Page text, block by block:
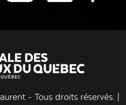
- Tous droits réservés. |